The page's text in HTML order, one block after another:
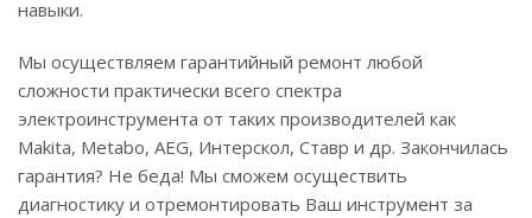
навыки.
Мы осуществляем гарантийный ремонт любой
сложности практически всего спектра
электроинструмента от таких производителей как
Makita, Metabo, AEG, Интерскол, Ставр и др. Закончилась
гарантия? Не беда! Мы сможем осуществить
диагностику и отремонтировать Ваш инструмент за